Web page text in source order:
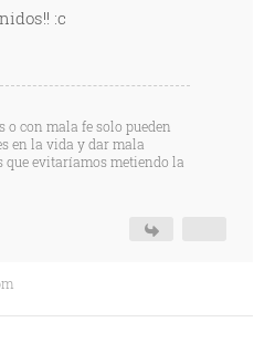
:c
o con mala fe solo pueden
en la vida y dar mala
que evitaríamos metiendo la